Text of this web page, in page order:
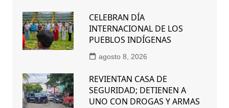
CELEBRAN DÍA
INTERNACIONAL DE LOS
PUEBLOS INDÍGENAS
agosto 8, 2026
REVIENTAN CASA DE
SEGURIDAD; DETIENEN A
UNO CON DROGAS Y ARMAS